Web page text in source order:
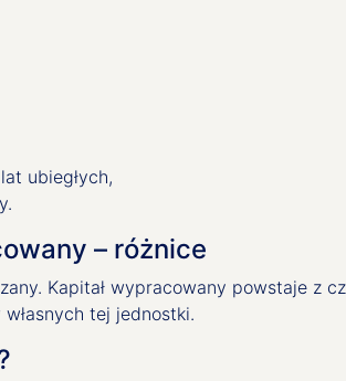
ubiegłych,
– różnice
Kapitał wypracowany powstaje z
własnych tej jednostki.